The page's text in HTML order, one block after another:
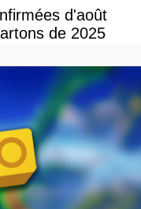
d'août
de 2025